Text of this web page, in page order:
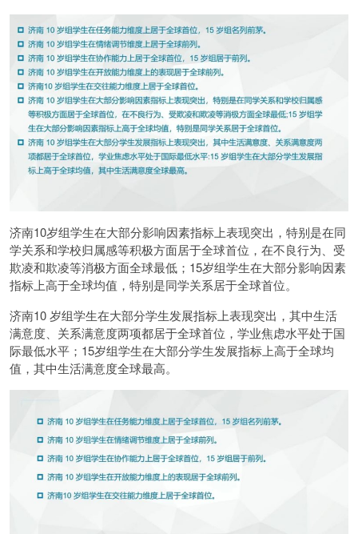
济南10岁组学生在大部分影响因素指标上表现突出，特别是在同
学关系和学校归属感等积极方面居于全球首位，在不良行为、受
欺凌和欺凌等消极方面全球最低；15岁组学生在大部分影响因素
指标上高于全球均值，特别是同学关系居于全球首位。
济南10 岁组学生在大部分学生发展指标上表现突出，其中生活
满意度、关系满意度两项都居于全球首位，学业焦虑水平处于国
际最低水平；15岁组学生在大部分学生发展指标上高于全球均
值，其中生活满意度全球最高。